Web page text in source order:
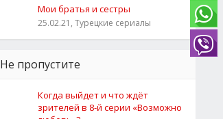
Мои братья и сестры
25.02.21, Турецкие сериалы
Не пропустите
Когда выйдет и что ждёт
зрителей в 8-й серии «Возможно